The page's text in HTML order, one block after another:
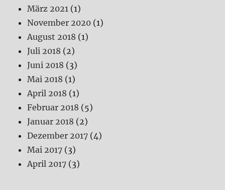
März 2021 (1)
November 2020 (1)
August 2018 (1)
Juli 2018 (2)
Juni 2018 (3)
Mai 2018 (1)
April 2018 (1)
Februar 2018 (5)
Januar 2018 (2)
Dezember 2017 (4)
Mai 2017 (3)
April 2017 (3)